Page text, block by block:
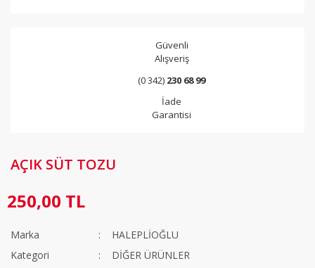
Güvenli
Alışveriş
(0 342) 230 68 99
İade
Garantisi
AÇIK SÜT TOZU
250,00 TL
Marka
HALEPLİOĞLU
Kategori
DİĞER ÜRÜNLER